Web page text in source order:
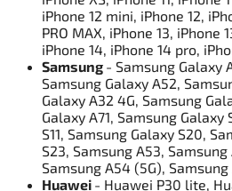
iPhone 12 mini, iPhone 12,
PRO MAX, iPhone 13, iPhone
iPhone 14, iPhone 14 pro,
Samsung - Samsung Galaxy
Samsung Galaxy A52,
Galaxy A32 4G, Samsung
Galaxy A71, Samsung Galaxy
S11, Samsung Galaxy S20,
S23, Samsung A53, Samsung
Samsung A54 (5G),
Huawei - Huawei P30 lite,